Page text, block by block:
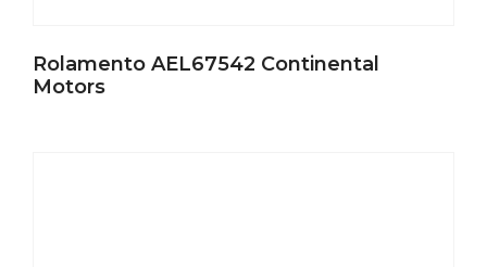
Rolamento AEL67542 Continental
Motors